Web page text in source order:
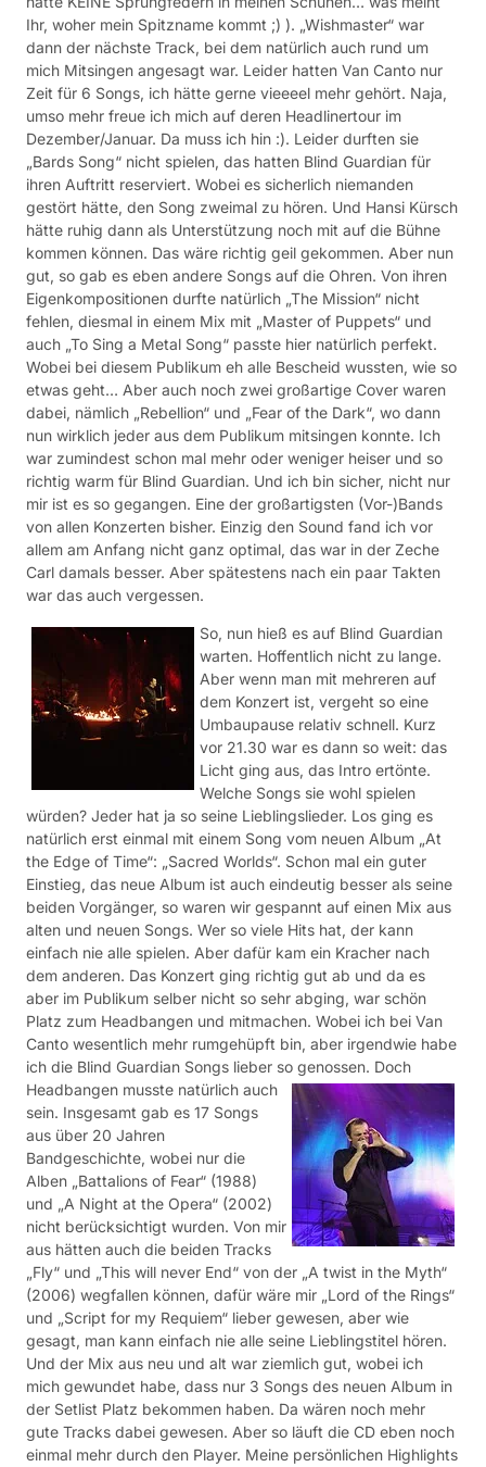
Ihr, woher mein Spitzname kommt ;) ). „Wishmaster“ war
dann der nächste Track, bei dem natürlich auch rund um
mich Mitsingen angesagt war. Leider hatten Van Canto nur
Zeit für 6 Songs, ich hätte gerne vieeeel mehr gehört. Naja,
umso mehr freue ich mich auf deren Headlinertour im
Dezember/Januar. Da muss ich hin :). Leider durften sie
„Bards Song“ nicht spielen, das hatten Blind Guardian für
ihren Auftritt reserviert. Wobei es sicherlich niemanden
gestört hätte, den Song zweimal zu hören. Und Hansi Kürsch
hätte ruhig dann als Unterstützung noch mit auf die Bühne
kommen können. Das wäre richtig geil gekommen. Aber nun
gut, so gab es eben andere Songs auf die Ohren. Von ihren
Eigenkompositionen durfte natürlich „The Mission“ nicht
fehlen, diesmal in einem Mix mit „Master of Puppets“ und
auch „To Sing a Metal Song“ passte hier natürlich perfekt.
Wobei bei diesem Publikum eh alle Bescheid wussten, wie so
etwas geht… Aber auch noch zwei großartige Cover waren
dabei, nämlich „Rebellion“ und „Fear of the Dark“, wo dann
nun wirklich jeder aus dem Publikum mitsingen konnte. Ich
war zumindest schon mal mehr oder weniger heiser und so
richtig warm für Blind Guardian. Und ich bin sicher, nicht nur
mir ist es so gegangen. Eine der großartigsten (Vor-)Bands
von allen Konzerten bisher. Einzig den Sound fand ich vor
allem am Anfang nicht ganz optimal, das war in der Zeche
Carl damals besser. Aber spätestens nach ein paar Takten
war das auch vergessen.
So, nun hieß es auf Blind Guardian
warten. Hoffentlich nicht zu lange.
Aber wenn man mit mehreren auf
dem Konzert ist, vergeht so eine
Umbaupause relativ schnell. Kurz
vor 21.30 war es dann so weit: das
Licht ging aus, das Intro ertönte.
Welche Songs sie wohl spielen
würden? Jeder hat ja so seine Lieblingslieder. Los ging es
natürlich erst einmal mit einem Song vom neuen Album „At
the Edge of Time“: „Sacred Worlds“. Schon mal ein guter
Einstieg, das neue Album ist auch eindeutig besser als seine
beiden Vorgänger, so waren wir gespannt auf einen Mix aus
alten und neuen Songs. Wer so viele Hits hat, der kann
einfach nie alle spielen. Aber dafür kam ein Kracher nach
dem anderen. Das Konzert ging richtig gut ab und da es
aber im Publikum selber nicht so sehr abging, war schön
Platz zum Headbangen und mitmachen. Wobei ich bei Van
Canto wesentlich mehr rumgehüpft bin, aber irgendwie habe
ich die Blind Guardian Songs lieber so genossen. Doch
Headbangen musste natürlich auch
sein. Insgesamt gab es 17 Songs
aus über 20 Jahren
Bandgeschichte, wobei nur die
Alben „Battalions of Fear“ (1988)
und „A Night at the Opera“ (2002)
nicht berücksichtigt wurden. Von mir
aus hätten auch die beiden Tracks
„Fly“ und „This will never End“ von der „A twist in the Myth“
(2006) wegfallen können, dafür wäre mir „Lord of the Rings“
und „Script for my Requiem“ lieber gewesen, aber wie
gesagt, man kann einfach nie alle seine Lieblingstitel hören.
Und der Mix aus neu und alt war ziemlich gut, wobei ich
mich gewundet habe, dass nur 3 Songs des neuen Album in
der Setlist Platz bekommen haben. Da wären noch mehr
gute Tracks dabei gewesen. Aber so läuft die CD eben noch
einmal mehr durch den Player. Meine persönlichen Highlights